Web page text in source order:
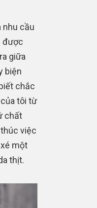
nhu cầu
được
giữa
biện
chắc
tôi từ
chất
việc
một
thịt.